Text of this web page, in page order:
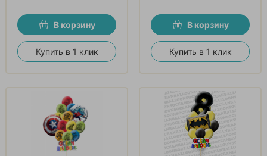
В корзину
Купить в 1 клик
В корзину
Купить в 1 клик